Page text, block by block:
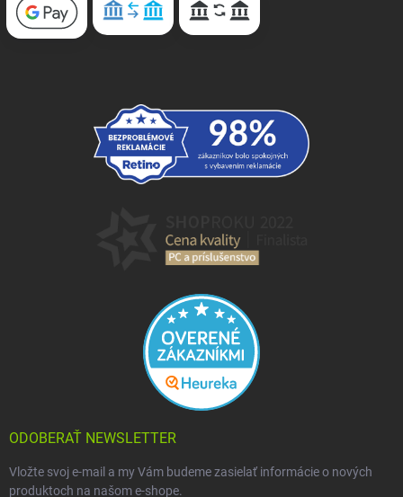
ODOBERAŤ NEWSLETTER
Vložte svoj e-mail a my Vám budeme zasielať informácie o nových
produktoch na našom e-shope.